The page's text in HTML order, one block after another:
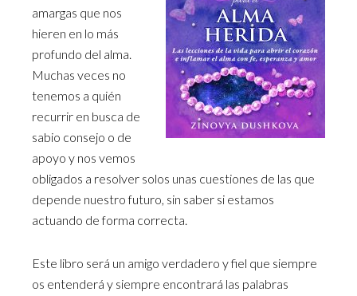
amargas que nos
hieren en lo más
profundo del alma.
Muchas veces no
tenemos a quién
recurrir en busca de
sabio consejo o de
apoyo y nos vemos
obligados a resolver solos unas cuestiones de las que
depende nuestro futuro, sin saber si estamos
actuando de forma correcta.
Este libro será un amigo verdadero y fiel que siempre
os entenderá y siempre encontrará las palabras